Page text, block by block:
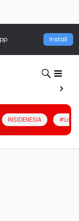
Install
INSIDENESIA